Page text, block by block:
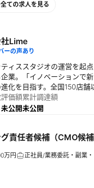
ての求人を見る
Lime
ーの声あり
ィススタジオの運営を起
業。「イノベーションで
化を目指す。全国150店
評価額
未公開
累計調達額
未公開
責任者候補（CMO候補
万円 正社員/業務委託・副業